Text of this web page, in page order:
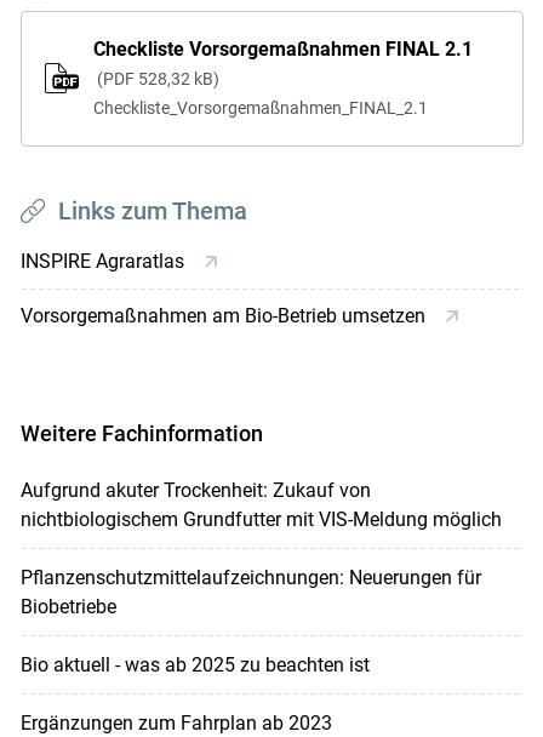
Checkliste Vorsorgemaßnahmen FINAL 2.1
PDF 528,32 kB
Checkliste_Vorsorgemaßnahmen_FINAL_2.1
Links zum Thema
INSPIRE Agraratlas
Vorsorgemaßnahmen am Bio-Betrieb umsetzen
Weitere Fachinformation
Aufgrund akuter Trockenheit: Zukauf von
nichtbiologischem Grundfutter mit VIS-Meldung möglich
Pflanzenschutzmittelaufzeichnungen: Neuerungen für
Biobetriebe
Bio aktuell - was ab 2025 zu beachten ist
Ergänzungen zum Fahrplan ab 2023